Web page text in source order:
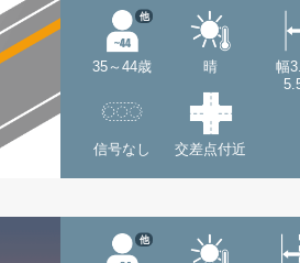
35～44歳
他
晴
幅
信号なし 交差点付近
他